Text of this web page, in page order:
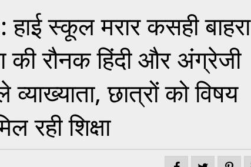
स्कूल मरार कसही बाहरा
की रौनक हिंदी और अंग्रेजी
व्याख्याता, छात्रों को विषय
रही शिक्षा